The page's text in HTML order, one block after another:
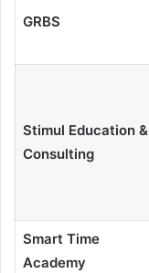
GRBS
Stimul Education &
Consulting
Smart Time
Academy